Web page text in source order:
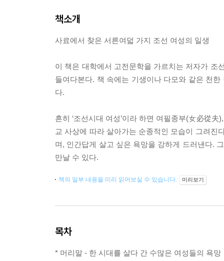
책소개
사료에서 찾은 서른여덟 가지 조선 여성의 일생
이 책은 대학에서 고전문학을 가르치는 저자가 조
들여다본다. 책 속에는 기생이나 다모와 같은 천
다.
흔히 ‘조선시대 여성’이라 하면 여필종부(女必從
교 사상에 따라 살아가는 순종적인 모습이 그려진
며, 인간답게 살고 싶은 욕망을 강하게 드러낸다.
만날 수 있다.
책의 일부 내용을 미리 읽어보실 수 있습니다. 미리보기
목차
* 머리말 - 한 시대를 살다 간 수많은 여성들의 욕망